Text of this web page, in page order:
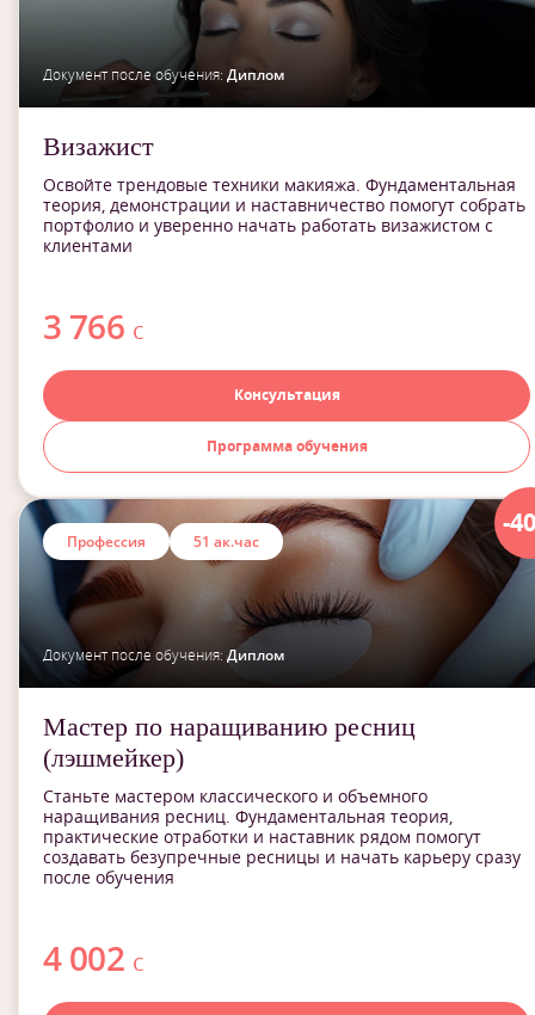
Документ после обучения: Диплом
Визажист
Освойте трендовые техники макияжа. Фундаментальная
теория, демонстрации и наставничество помогут собрать
портфолио и уверенно начать работать визажистом с
клиентами
3 766 с
Консультация
Программа обучения
-
Профессия 51 ак.час
Документ после обучения: Диплом
Мастер по наращиванию ресниц
(лэшмейкер)
Станьте мастером классического и объемного
наращивания ресниц. Фундаментальная теория,
практические отработки и наставник рядом помогут
создавать безупречные ресницы и начать карьеру сразу
после обучения
4 002 с